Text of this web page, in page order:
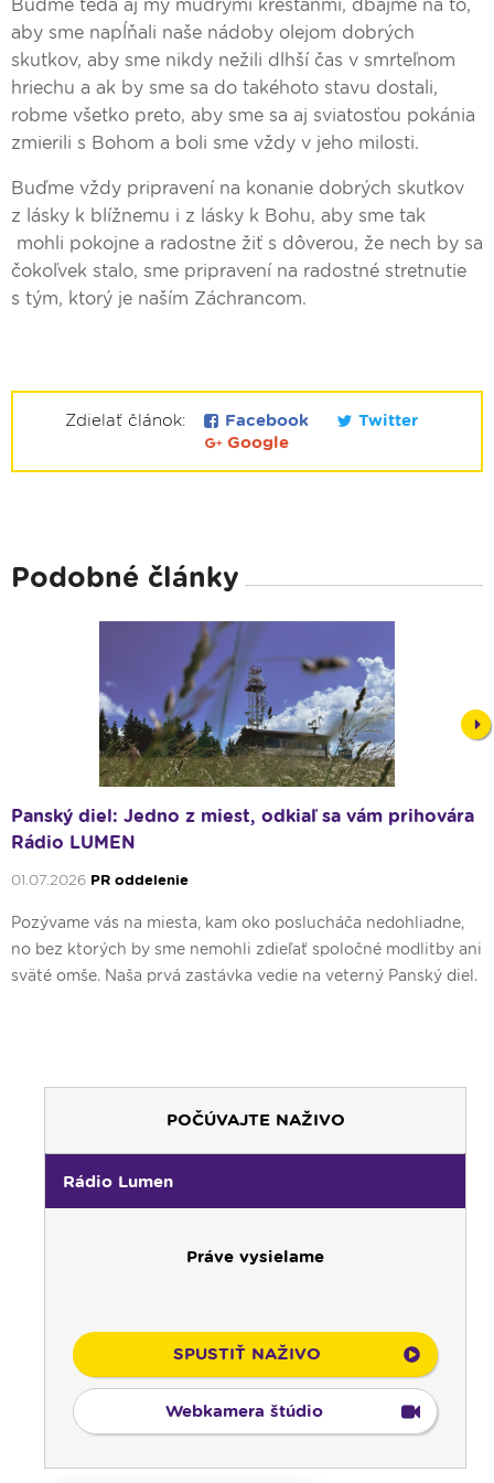
Buďme teda aj my múdrymi kresťanmi, dbajme na to,
aby sme napĺňali naše nádoby olejom dobrých
skutkov, aby sme nikdy nežili dlhší čas v smrteľnom
hriechu a ak by sme sa do takéhoto stavu dostali,
robme všetko preto, aby sme sa aj sviatosťou pokánia
zmierili s Bohom a boli sme vždy v jeho milosti.
Buďme vždy pripravení na konanie dobrých skutkov
z lásky k blížnemu i z lásky k Bohu, aby sme tak
mohli pokojne a radostne žiť s dôverou, že nech by sa
čokoľvek stalo, sme pripravení na radostné stretnutie
s tým, ktorý je naším Záchrancom.
Zdielať článok: Facebook
Twitter
Google
Podobné články
Panský diel: Jedno z miest, odkiaľ sa vám prihovára
Rádio LUMEN
01.07.2026 PR oddelenie
Pozývame vás na miesta, kam oko poslucháča nedohliadne,
no bez ktorých by sme nemohli zdieľať spoločné modlitby ani
sväté omše. Naša prvá zastávka vedie na veterný Panský diel.
POČÚVAJTE NAŽIVO
Rádio Lumen
Práve vysielame
SPUSTIŤ NAŽIVO
Webkamera štúdio
Počúvaj srdcom - repríza
04:25
Čítanie na pokračovanie - repríza
04:50 Deň s modlitbou
05:15
Rádio Vatikán - SK (repríza)
05:30
Litánie k Božskému srdcu
05:45
Ranné chvály